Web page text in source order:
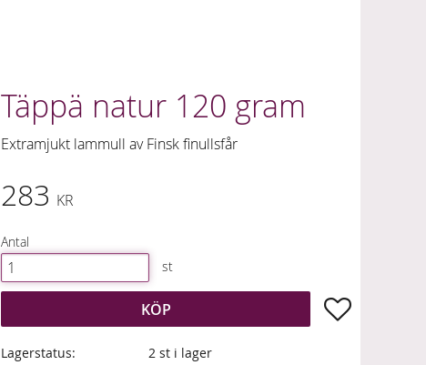
Täppä natur 120 gram
Extramjukt lammull av Finsk finullsfår
283 KR
Antal
st
KÖP Lägg till i
Lagerstatus
2 st i lager